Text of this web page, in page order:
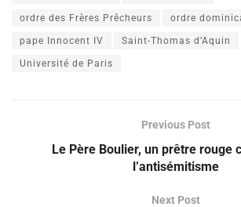
ordre des Frères Prêcheurs ordre
pape Innocent IV Saint-Thomas d’Aquin
Université de Paris
Previous Post
Le Père Boulier, un prêtre rouge
l’antisémitisme
Next Post